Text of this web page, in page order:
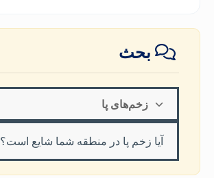
بحث
زخم‌های پا
آیا زخم پا در منطقه شما شایع است؟